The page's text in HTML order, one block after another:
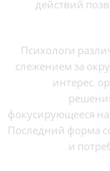
действий
Психологи
слежением за
интерес,
фокусирующееся
Последний форма
и